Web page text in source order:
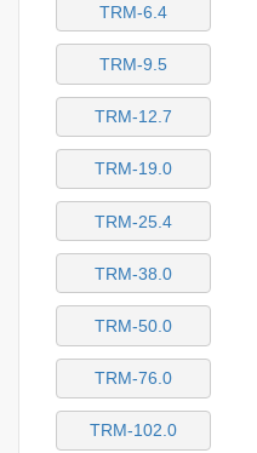
TRM-6.4
TRM-9.5
TRM-12.7
TRM-19.0
TRM-25.4
TRM-38.0
TRM-50.0
TRM-76.0
TRM-102.0